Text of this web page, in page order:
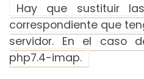
Hay que sustituir
correspondiente que
servidor. En el caso
php7.4-imap.